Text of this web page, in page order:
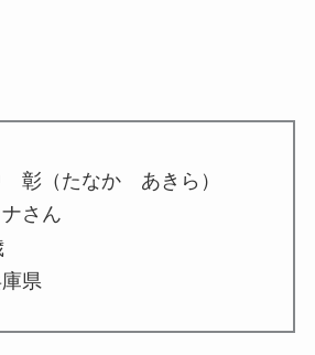
彰（たなか あきら）
さん
県